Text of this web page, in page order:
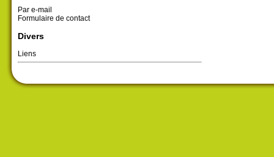
Par e-mail
Formulaire de contact
Divers
Liens